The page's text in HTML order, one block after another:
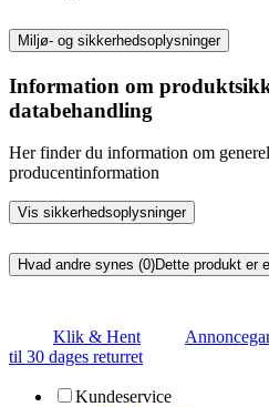
Miljø- og sikkerhedsoplysninger
Information om
databehandling
Her finder du information om
producentinformation
Vis sikkerhedsoplysninger
Hvad andre synes (0)Dette produkt er
Klik & Hent
til 30 dages returret
Kundeservice